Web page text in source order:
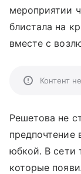
мероприятии
блистала на
вместе с
Контент
Решетова не
юбкой. В сети
которые